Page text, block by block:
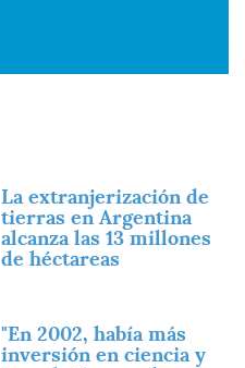
La extranjerización de
tierras en Argentina
alcanza las 13 millones
de héctareas
"En 2002, había más
inversión en ciencia y